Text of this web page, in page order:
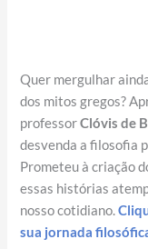
Quer mergulhar
dos mitos gregos?
professorClóvis de
desvenda a filosofia
Prometeu à criação
essas histórias
nosso cotidiano.
sua jornada